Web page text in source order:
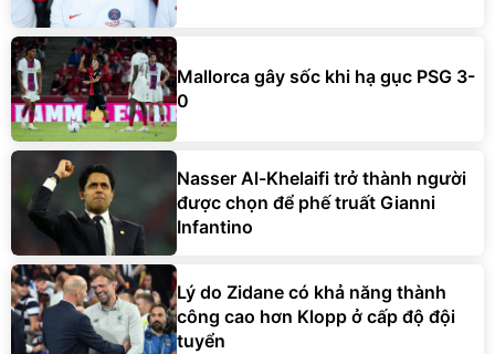
Mallorca gây sốc khi hạ gục PSG 3-
0
Nasser Al-Khelaifi trở thành người
được chọn để phế truất Gianni
Infantino
Lý do Zidane có khả năng thành
công cao hơn Klopp ở cấp độ đội
tuyển